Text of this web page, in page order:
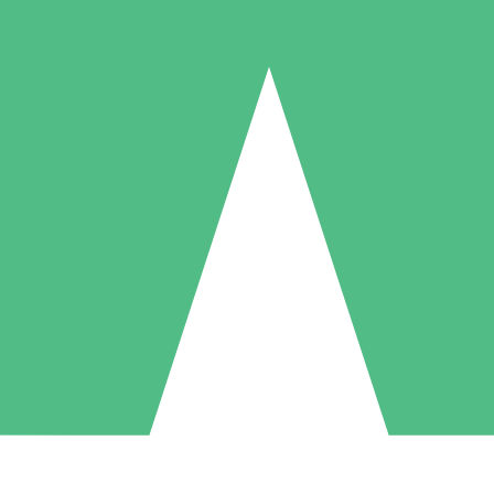
Individuella Kreditpaket
per användning med nedladdningskrediter. Inget månatligt åtagande
5 Nedladdningar
US$